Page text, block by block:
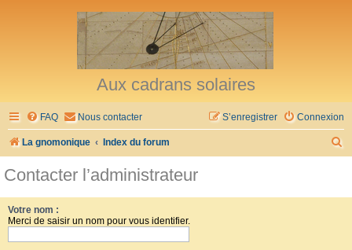
Aux cadrans solaires
FAQ Nous contacter Connexion
S’enregistrer
La gnomonique Index du forum
Contacter l’administrateur
Votre nom :
Merci de saisir un nom pour vous identifier.